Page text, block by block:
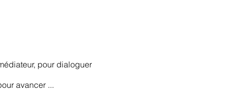
pour dialoguer
avancer ...